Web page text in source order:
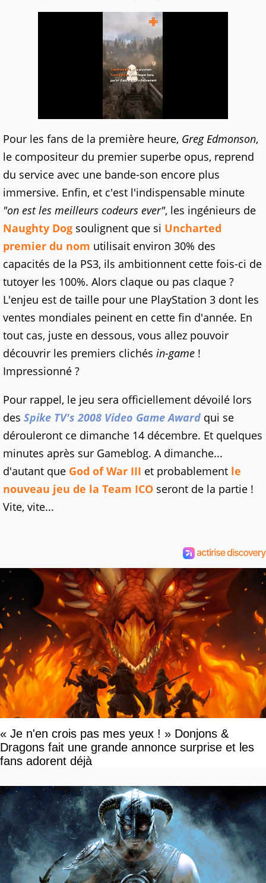
Pour les fans de la première heure, Greg Edmonson,
le compositeur du premier superbe opus, reprend
du service avec une bande-son encore plus
immersive. Enfin, et c'est l'indispensable minute
"on est les meilleurs codeurs ever", les ingénieurs de
Naughty Dog soulignent que si Uncharted
premier du nom utilisait environ 30% des
capacités de la PS3, ils ambitionnent cette fois-ci de
tutoyer les 100%. Alors claque ou pas claque ?
L'enjeu est de taille pour une PlayStation 3 dont les
ventes mondiales peinent en cette fin d'année. En
tout cas, juste en dessous, vous allez pouvoir
découvrir les premiers clichés in-game !
Impressionné ?
Pour rappel, le jeu sera officiellement dévoilé lors
des Spike TV's 2008 Video Game Award qui se
dérouleront ce dimanche 14 décembre. Et quelques
minutes après sur Gameblog. A dimanche...
d'autant que God of War III et probablement le
nouveau jeu de la Team ICO seront de la partie !
Vite, vite...
« Je n'en crois pas mes yeux ! » Donjons &
Dragons fait une grande annonce surprise et les
fans adorent déjà